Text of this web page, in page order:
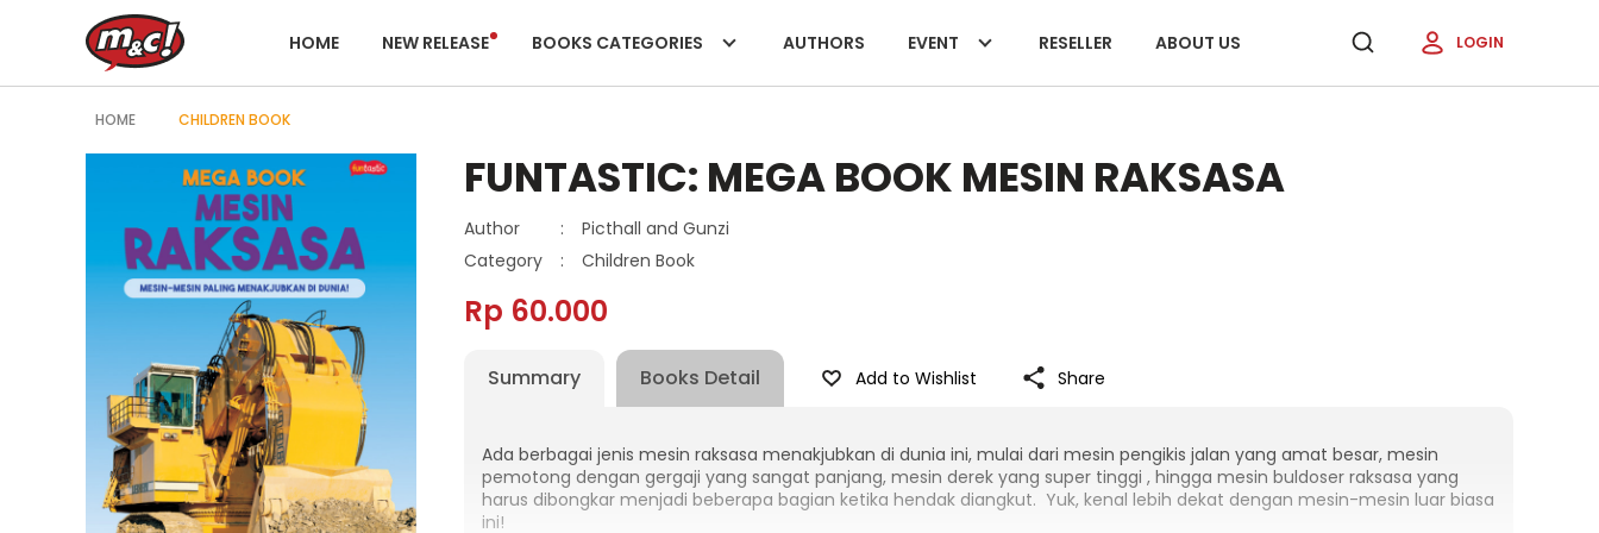
HOME NEW RELEASE BOOKS CATEGORIES AUTHORS EVENT RESELLER ABOUT US LOGIN
HOME CHILDREN BOOK
FUNTASTIC: MEGA BOOK MESIN RAKSASA
Author :
Picthall and Gunzi
Category
: Children Book
Rp 60.000
Summary Books Detail Add to Wishlist Share
Ada berbagai jenis mesin raksasa menakjubkan di dunia ini, mulai dari mesin pengikis jalan yang amat besar, mesin
pemotong dengan gergaji yang sangat panjang, mesin derek yang super tinggi , hingga mesin buldoser raksasa yang
harus dibongkar menjadi beberapa bagian ketika hendak diangkut. Yuk, kenal lebih dekat dengan mesin-mesin luar biasa
ini!